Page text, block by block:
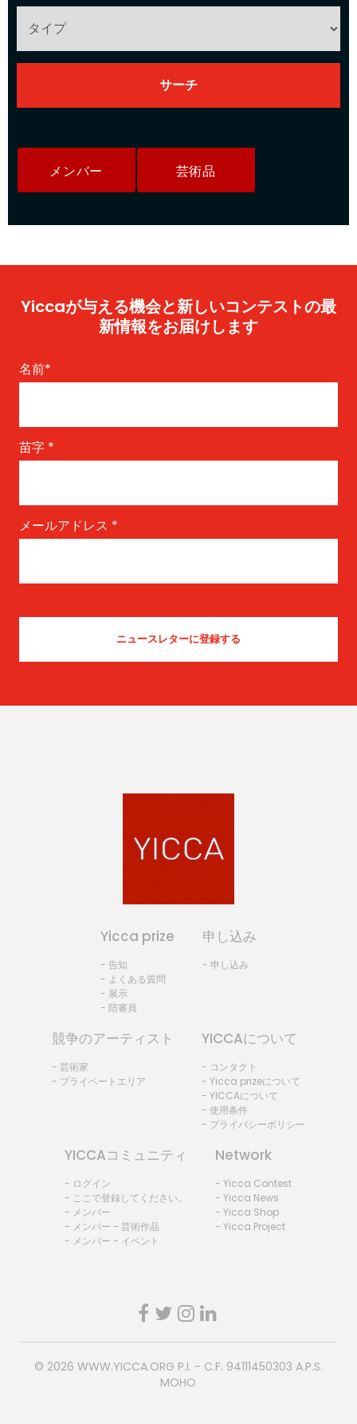
メンバー 芸術品
Yiccaが与える機会と新しいコンテストの最
新情報をお届けします
名前*
苗字 *
メールアドレス *
Yicca prize
- 告知
- よくある質問
- 展示
- 陪審員
申し込み
- 申し込み
競争のアーティスト
- 芸術家
- プライベートエリア
YICCAについて
- コンタクト
- Yicca prizeについて
- YICCAについて
- 使用条件
- プライバシーポリシー
YICCAコミュニティ
- ログイン
- ここで登録してください。
- メンバー
- メンバー - 芸術作品
- メンバー - イベント
Network
- Yicca Contest
- Yicca News
- Yicca Shop
- Yicca Project
© 2026 WWW.YICCA.ORG P.I. - C.F. 94111450303 A.P.S.
MOHO